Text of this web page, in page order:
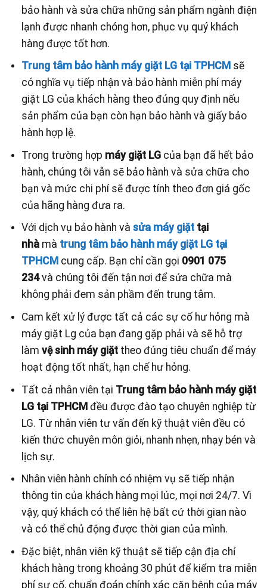
bảo hành và sửa chữa những sản phẩm ngành điện
lạnh được nhanh chóng hơn, phục vụ quý khách
hàng được tốt hơn.
Trung tâm bảo hành máy giặt LG tại TPHCM sẽ
có nghĩa vụ tiếp nhận và bảo hành miễn phí máy
giặt LG của khách hàng theo đúng quy định nếu
sản phẩm của bạn còn hạn bảo hành và giấy bảo
hành hợp lệ.
Trong trường hợp máy giặt LGcủa bạn đã hết bảo
hành, chúng tôi vẫn sẽ bảo hành và sửa chữa cho
bạn và mức chi phí sẽ được tính theo đơn giá gốc
của hãng hàng đưa ra.
Với dịch vụ bảo hành và sửa máy giặttại
nhàmà trung tâm bảo hành máy giặt LG tại
TPHCM cung cấp. Bạn chỉ cần gọi 0901 075
234và chúng tôi đến tận nơi để sửa chữa mà
không phải đem sản phầm đến trung tâm.
Cam kết xử lý được tất cả các sự cố hư hỏng mà
máy giặt Lg của bạn đang gặp phải và sẽ hỗ trợ
làm vệ sinh máy giặttheo đúng tiêu chuẩn để máy
hoạt động tốt nhất, hạn chế hư hỏng.
Tất cả nhân viên tại Trung tâm bảo hành máy giặt
LG tại TPHCMđều được đào tạo chuyên nghiệp từ
LG. Từ nhân viên tư vấn đến kỹ thuật viên đều có
kiến thức chuyên môn giỏi, nhanh nhẹn, nhạy bén và
lịch sự.
Nhân viên hành chính có nhiệm vụ sẽ tiếp nhận
thông tin của khách hàng mọi lúc, mọi nơi 24/7. Vì
vậy, quý khách có thể liên hệ bất cứ thời gian nào
và có thể chủ động được thời gian của mình.
Đặc biệt, nhân viên kỹ thuật sẽ tiếp cận địa chỉ
khách hàng trong khoảng 30 phút để kiểm tra miễn
phí sự cố, chuẩn đoán chính xác căn bệnh của máy